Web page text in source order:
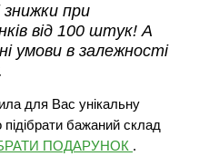
при
від 100 штук! А
умови в залежності
для Вас унікальну
бажаний склад
ПОДАРУНОК .